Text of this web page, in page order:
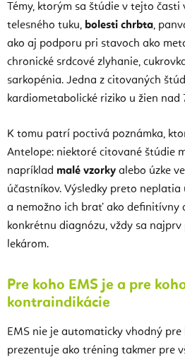
Témy, ktorým sa štúdie v tejto časti
telesného tuku, bolesti chrbta,
ako aj podporu pri stavoch ako
chronické srdcové zlyhanie,
sarkopénia. Jedna z citovaných
kardiometabolické riziko u žien nad
K tomu patrí poctivá poznámka,
Antelope: niektoré citované štúdie
napríklad malé vzorky alebo úzke
účastníkov. Výsledky preto neplatia
a nemožno ich brať ako definitívny
konkrétnu diagnózu, vždy sa
lekárom.
Pre koho EMS je a pre
kontraindikácie
EMS nie je automaticky vhodný pre
prezentuje ako tréning takmer pre